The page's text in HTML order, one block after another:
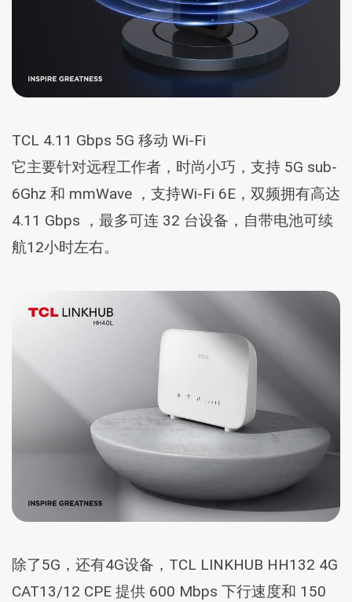
TCL 4.11 Gbps 5G 移动 Wi-Fi
它主要针对远程工作者，时尚小巧，支持 5G sub-
6Ghz 和 mmWave ，支持Wi-Fi 6E，双频拥有高达
4.11 Gbps ，最多可连 32 台设备，自带电池可续
航12小时左右。
除了5G，还有4G设备，TCL LINKHUB HH132 4G
CAT13/12 CPE 提供 600 Mbps 下行速度和 150